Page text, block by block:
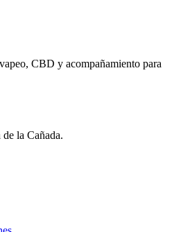
CBD y acompañamiento para
la Cañada.